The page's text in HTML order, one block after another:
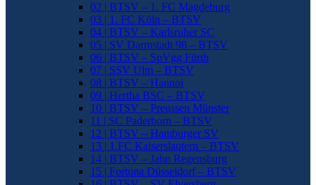
02 | BTSV – 1. FC Magdeburg
03 | 1. FC Köln – BTSV
04 | BTSV – Karlsruher SC
05 | SV Darmstadt 98 – BTSV
06 | BTSV – SpVgg Fürth
07 | SSV Ulm – BTSV
08 | BTSV – Hannoi
09 | Hertha BSC – BTSV
10 | BTSV – Preussen Münster
11 | SC Paderborn – BTSV
12 | BTSV – Hamburger SV
13 | 1.FC Kaiserslautern – BTSV
14 | BTSV – Jahn Regensburg
15 | Fortuna Düsseldorf – BTSV